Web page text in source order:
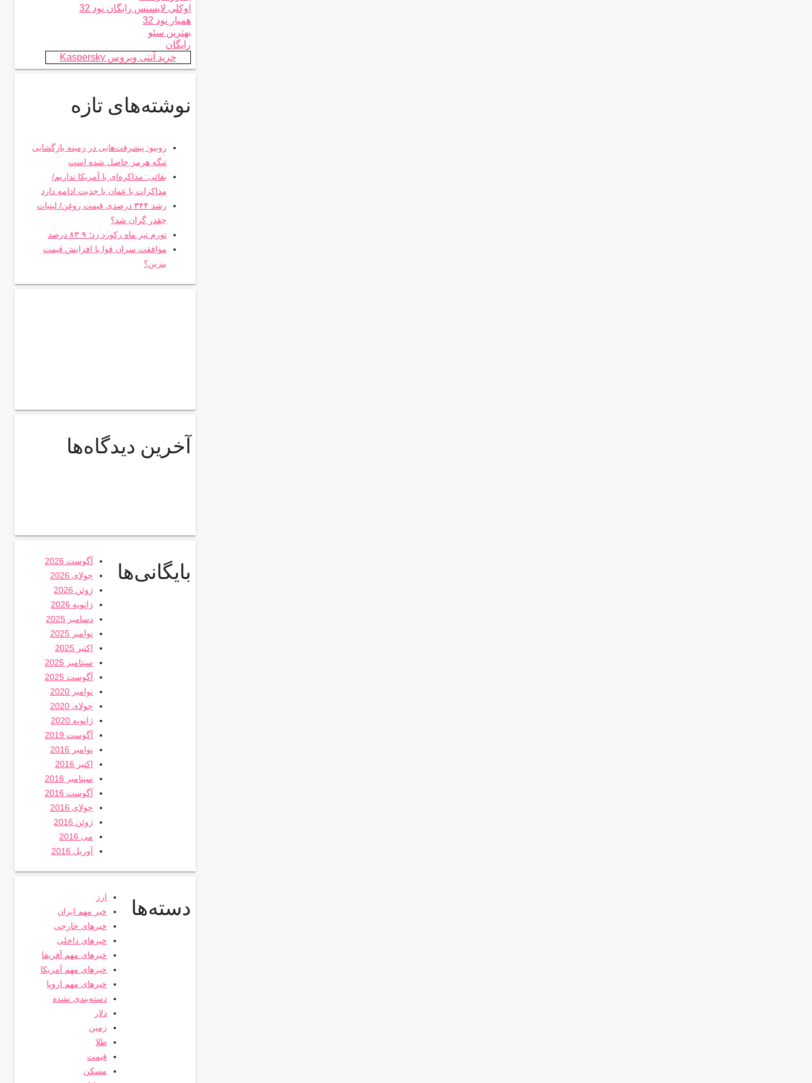
اوکلی لایسنس رایگان نود 32
همیار نود 32
بهترین سئو
رایگان
خرید آنتی ویروس Kaspersky
نوشته‌های تازه
روبیو: پیشرفت‌هایی در زمینه بازگشایی
تنگه هرمز حاصل شده است
بقائی: مذاکره‌ای با آمریکا نداریم/
مذاکرات با عمان با جدیت ادامه دارد
رشد ۳۴۴ درصدی قیمت روغن/ لبنیات
چقدر گران شد؟
تورم تیر ماه رکورد زد؛ ۸۳.۹ درصد
موافقت سران قوا با افزایش قیمت
بنزین؟
آخرین دیدگاه‌ها
بایگانی‌ها
آگوست 2026
جولای 2026
ژوئن 2026
ژانویه 2026
دسامبر 2025
نوامبر 2025
اکتبر 2025
سپتامبر 2025
آگوست 2025
نوامبر 2020
جولای 2020
ژانویه 2020
آگوست 2019
نوامبر 2016
اکتبر 2016
سپتامبر 2016
آگوست 2016
جولای 2016
ژوئن 2016
می 2016
آوریل 2016
دسته‌ها
ارز
خبر مهم ایران
خبرهای خارجی
خبرهای داخلی
خبرهای مهم آفریقا
خبرهای مهم آمریکا
خبرهای مهم اروپا
دسته‌بندی نشده
دلار
زمین
طلا
قیمت
مسکن